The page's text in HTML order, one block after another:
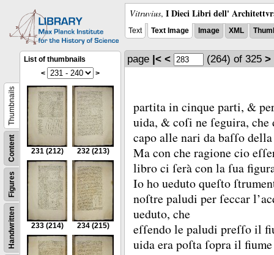
Vitruvius, I Dieci Libri dell'
Text Text Image Image XML
Handwritten
Figures
Content
Thumbnails
List of thumbnails
<
>
231 (212) 232 (213)
233 (214) 234 (215)
page |< < (264) of 325 >
partita in cinque parti, &
uida, &coſi ne ſeguira,
capo alle nari da baſſo
Ma con che ragione cio
libro ci ſerà con la ſua
Io ho ueduto queſto
noſtre paludi per ſeccar
ueduto, che
eſſendo le paludi preſſo il
uida era poſta ſopra il